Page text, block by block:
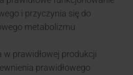
i przyczynia się do
metabolizmu
w prawidłowej produkcji
prawidłowego